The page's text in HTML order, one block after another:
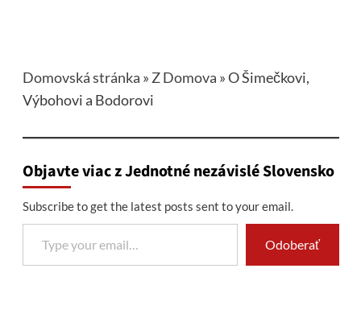
Domovská stránka » Z Domova »O Šimečkovi,
Výbohovi a Bodorovi
Objavte viac z Jednotné nezávislé Slovensko
Subscribe to get the latest posts sent to your email.
Type your email…
Odoberať